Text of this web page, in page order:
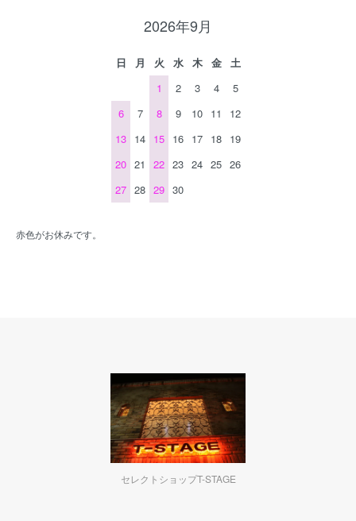
2026年9月
日 月 火 水 木 金
土
1
2 3 4
5
6
7 8 9 10 11
12
13 14 15 16 17 18 19
20 21 22 23 24 25 26
27 28 29 30
赤色がお休みです。
セレクトショップT-STAGE